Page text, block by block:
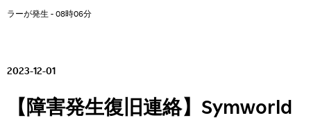
ラーが発生 - 08時06分
2023-12-01
【障害発生復旧連絡】Symworld